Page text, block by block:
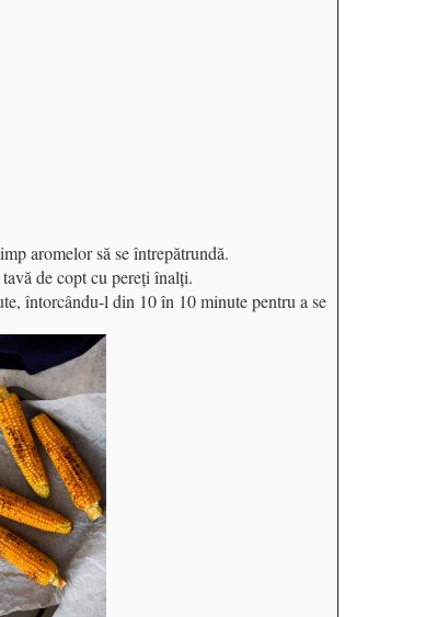
aromelor să se întrepătrundă.
de copt cu pereţi înalţi.
întorcându-l din 10 în 10 minute pentru a se